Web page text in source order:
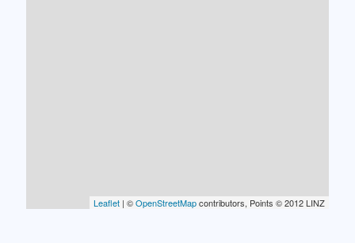
Leaflet | ©OpenStreetMapcontributors, Points © 2012 LINZ